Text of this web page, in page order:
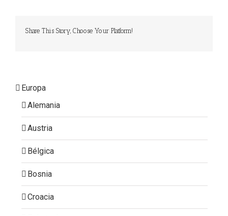
Share This Story, Choose Your Platform!
Europa
Alemania
Austria
Bélgica
Bosnia
Croacia